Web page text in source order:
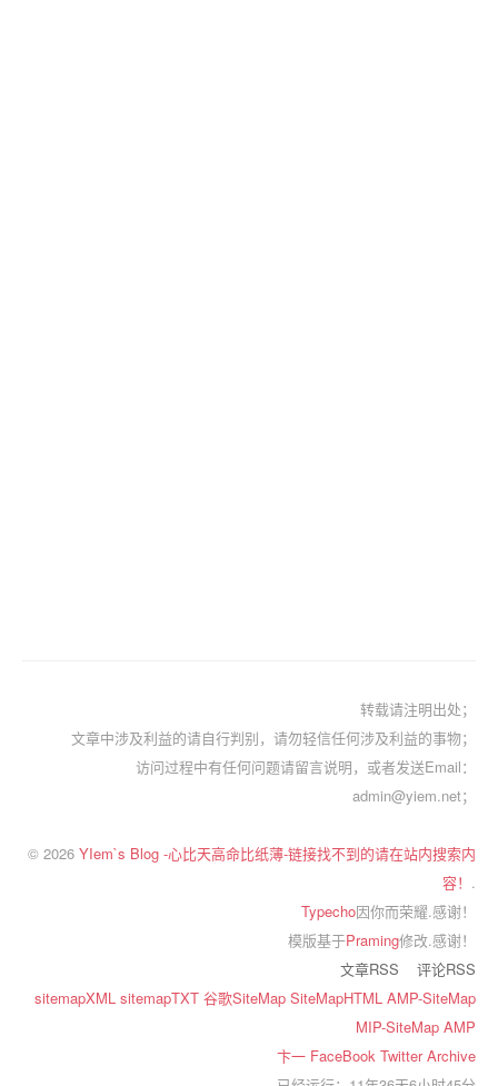
转载请注明出处；
文章中涉及利益的请自行判别，请勿轻信任何涉及利益的事物；
访问过程中有任何问题请留言说明，或者发送Email：
admin@yiem.net；
© 2026 YIem`s Blog -心比天高命比纸薄-链接找不到的请在站内搜索内
容！ .
Typecho因你而荣耀.感谢！
模版基于Praming修改.感谢！
文章RSS
评论RSS
sitemapXML sitemapTXT 谷歌SiteMap SiteMapHTML AMP-SiteMap
MIP-SiteMap AMP
卞一 FaceBook TwitterArchive